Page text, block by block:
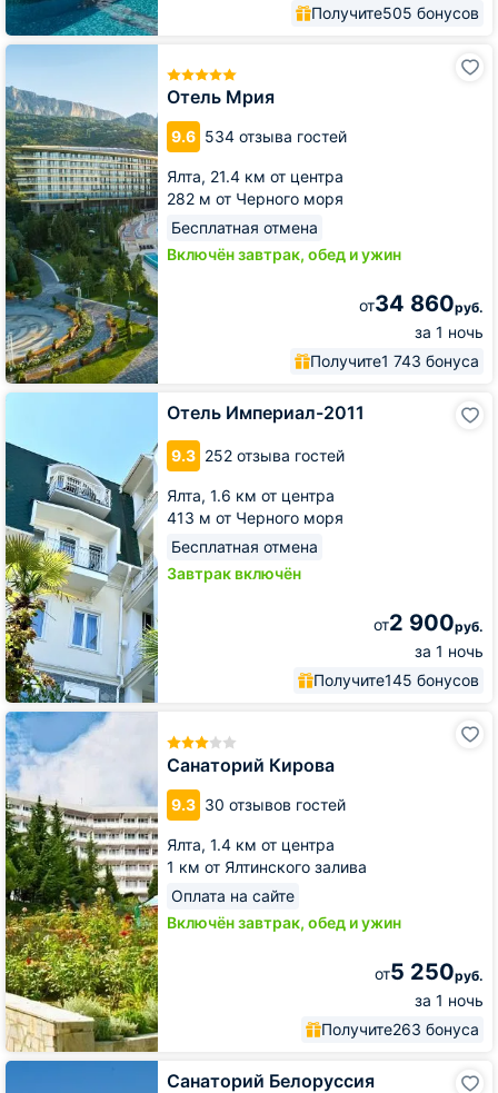
Получите505 бонусов
Отель Мрия
9.6 534 отзыва гостей
Ялта, 21.4 км от центра
282 м от Черного моря
Бесплатная отмена
Включён завтрак, обед и ужин
от34 860руб.
за 1 ночь
Получите1 743 бонуса
Отель
Отель Империал-2011
9.3 252 отзыва гостей
Ялта, 1.6 км от центра
413 м от Черного моря
Бесплатная отмена
Завтрак включён
от2 900руб.
за 1 ночь
Получите145 бонусов
Отель
Санаторий Кирова
9.3 30 отзывов гостей
Ялта, 1.4 км от центра
1 км от Ялтинского залива
Оплата на сайте
Включён завтрак, обед и ужин
от5 250руб.
за 1 ночь
Получите263 бонуса
Санаторий
Кирова
Санаторий Белоруссия
Санаторий